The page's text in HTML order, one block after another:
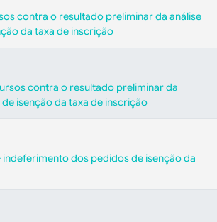
contra o resultado preliminar da análise
da taxa de inscrição
contra o resultado preliminar da
isenção da taxa de inscrição
indeferimento dos pedidos de isenção da